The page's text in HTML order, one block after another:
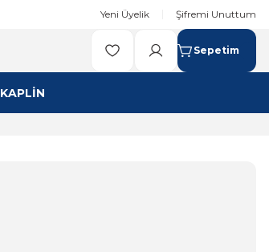
Yeni Üyelik Şifremi Unuttum
Sepetim
KAPLİN